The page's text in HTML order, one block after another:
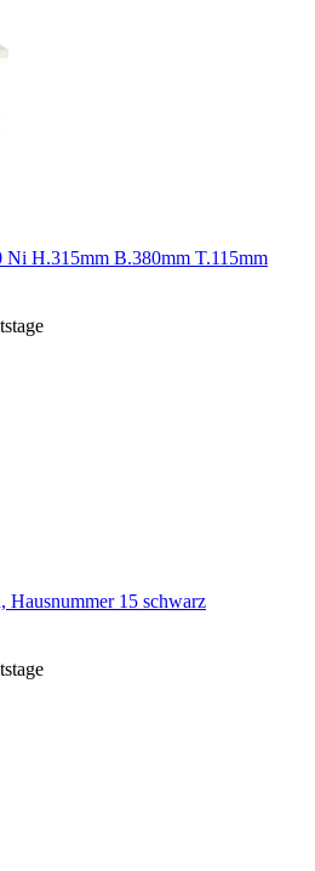
Ni H.315mm B.380mm T.115mm
15 schwarz